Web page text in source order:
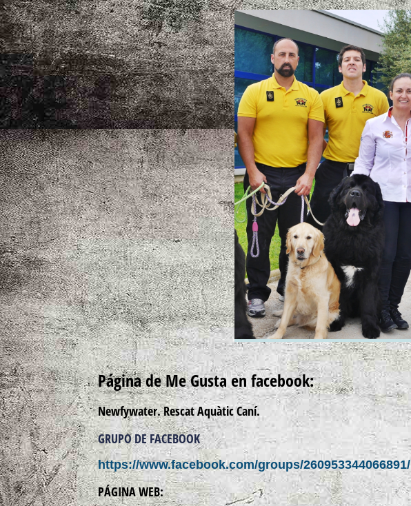
Página de Me Gusta en facebook:
Newfywater. Rescat Aquàtic Caní.
GRUPO DE FACEBOOK
https://www.facebook.com/groups/260953344066891/
PÁGINA WEB: